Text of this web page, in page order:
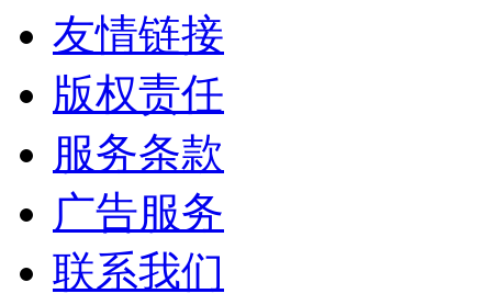
友情链接
版权责任
服务条款
广告服务
联系我们